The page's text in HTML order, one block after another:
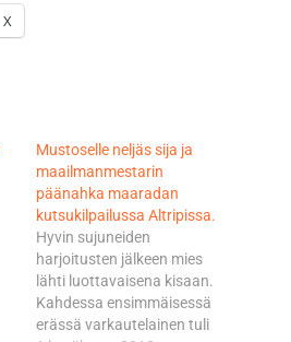
X
Mustoselle neljäs sija ja
maailmanmestarin
päänahka maaradan
kutsukilpailussa Altripissa.
Hyvin sujuneiden
harjoitusten jälkeen mies
lähti luottavaisena kisaan.
Kahdessa ensimmäisessä
erässä varkautelainen tuli